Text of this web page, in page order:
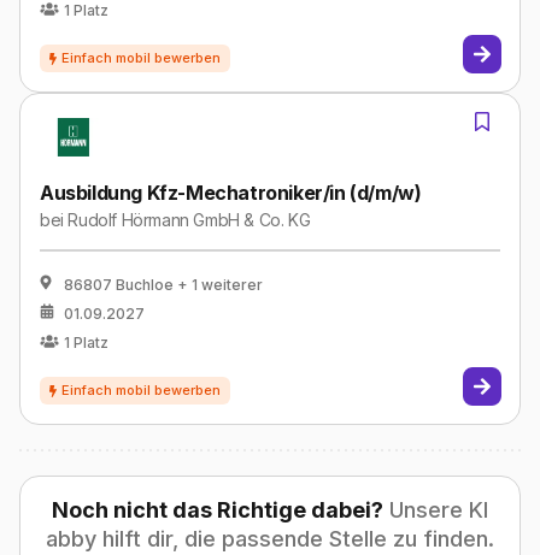
1 Platz
Ausbildung Kfz-Mechatroniker/in (d/m/w)
beiRudolf Hörmann GmbH & Co. KG
86807 Buchloe + 1 weiterer
01.09.2027
1 Platz
Noch nicht das Richtige dabei? Unsere KI
abby hilft dir, die passende Stelle zu finden.